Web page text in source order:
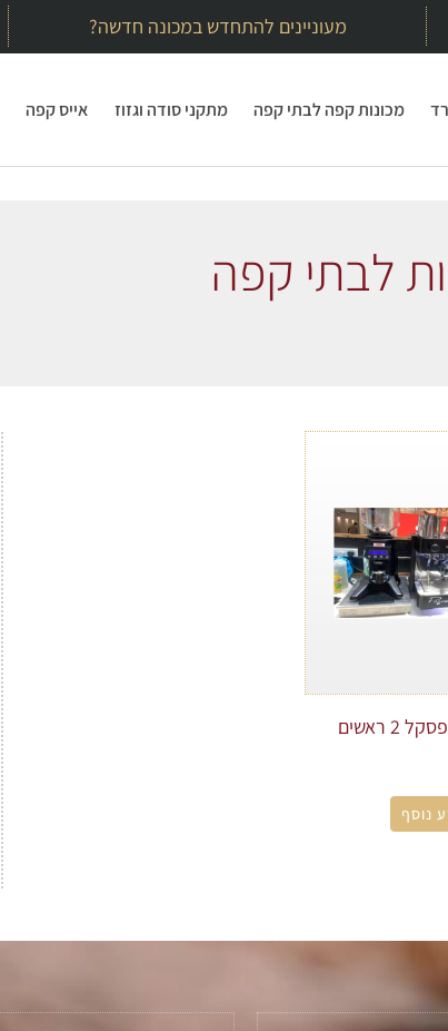
מעוניינים להתחדש במכונה חדשה?
מכונות קפה לבתי קפה מתקני סודה וגזוז אייס קפה
לבתי קפה
ראשים
נוסף